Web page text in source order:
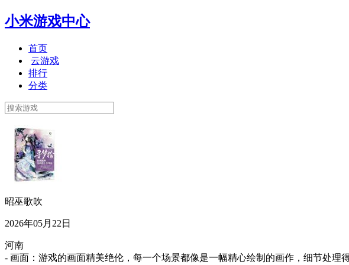
小米游戏中心
首页
云游戏
排行
分类
昭巫歌吹
2026年05月22日
河南
- 画面：游戏的画面精美绝伦，每一个场景都像是一幅精心绘制的画作，细节处理